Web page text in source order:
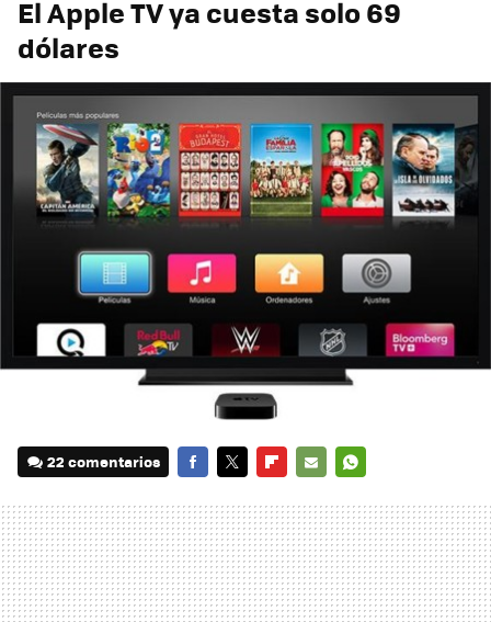
El Apple TV ya cuesta solo 69
dólares
22 comentarios
MAIL